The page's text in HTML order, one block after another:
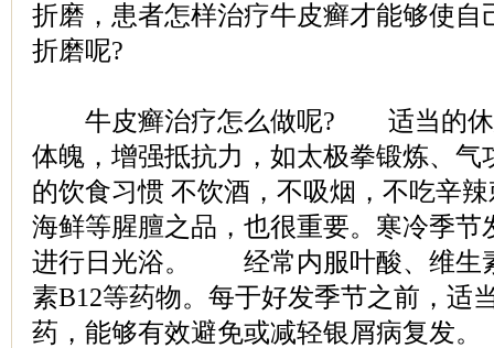
折磨，患者怎样治疗牛皮癣才能够使自
折磨呢?
牛皮癣治疗怎么做呢? 适当的休
体魄，增强抵抗力，如太极拳锻炼、气
的饮食习惯 不饮酒，不吸烟，不吃辛
海鲜等腥膻之品，也很重要。寒冷季节
进行日光浴。 经常内服叶酸、维生
素B12等药物。每于好发季节之前，适
药，能够有效避免或减轻银屑病复